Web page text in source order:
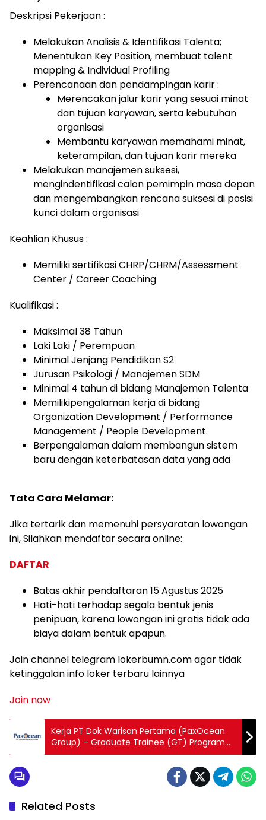
Deskripsi Pekerjaan :
Melakukan Analisis & Identifikasi Talenta;
Menentukan Key Position, membuat talent
mapping & Individual Profiling
Perencanaan dan pendampingan karir :
Merencakan jalur karir yang sesuai minat
dan tujuan karyawan, serta kebutuhan
organisasi
Membantu karyawan memahami minat,
keterampilan, dan tujuan karir mereka
Melakukan manajemen suksesi,
mengindentifikasi calon pemimpin masa depan
dan mengembangkan rencana suksesi di posisi
kunci dalam organisasi
Keahlian Khusus :
Memiliki sertifikasi CHRP/CHRM/Assessment
Center / Career Coaching
Kualifikasi :
Maksimal 38 Tahun
Laki Laki / Perempuan
Minimal Jenjang Pendidikan S2
Jurusan Psikologi / Manajemen SDM
Minimal 4 tahun di bidang Manajemen Talenta
Memilikipengalaman kerja di bidang
Organization Development / Performance
Management / People Development.
Berpengalaman dalam membangun sistem
baru dengan keterbatasan data yang ada
Tata Cara Melamar:
Jika tertarik dan memenuhi persyaratan lowongan
ini, Silahkan mendaftar secara online:
DAFTAR
Batas akhir pendaftaran 15 Agustus 2025
Hati-hati terhadap segala bentuk jenis
penipuan, karena lowongan ini gratis tidak ada
biaya dalam bentuk apapun.
Join channel telegram lokerbumn.com agar tidak
ketinggalan info loker terbaru lainnya
Join now
Kerja PT Dok Warisan Pertama (PaxOcean
Group) – Graduate Trainee (GT) Program
2025
Related Posts